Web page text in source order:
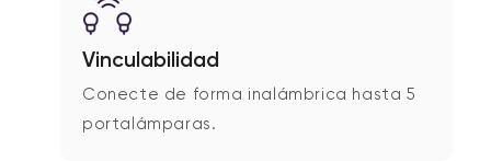
Vinculabilidad
Conecte de forma inalámbrica hasta 5
portalámparas.